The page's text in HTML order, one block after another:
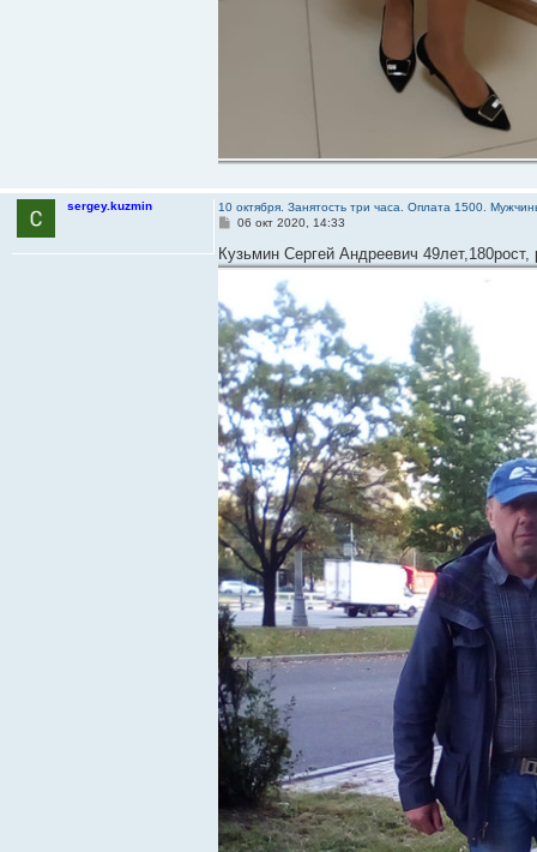
sergey.kuzmin
10 октября. Занятость три часа. Оплата 1500.
С
о
б
и
е
06 окт 2020, 14:33
Кузьмин Сергей Андреевич